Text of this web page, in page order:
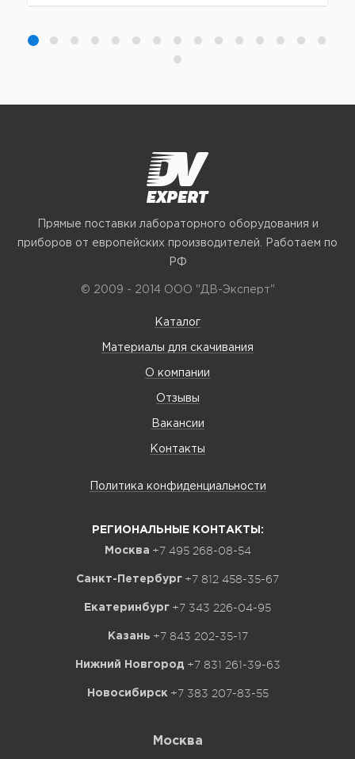
Прямые поставки лабораторного оборудования и
приборов от европейских производителей. Работаем по
РФ
© 2009 - 2014 ООО "ДВ-Эксперт"
Каталог
Материалы для скачивания
О компании
Отзывы
Вакансии
Контакты
Политика конфиденциальности
РЕГИОНАЛЬНЫЕ КОНТАКТЫ:
Москва +7 495 268-08-54
Санкт-Петербург +7 812 458-35-67
Екатеринбург +7 343 226-04-95
Казань +7 843 202-35-17
Нижний Новгород +7 831 261-39-63
Новосибирск +7 383 207-83-55
Москва